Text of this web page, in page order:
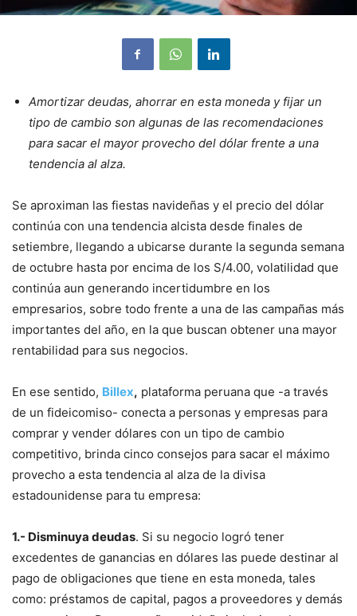
Amortizar deudas, ahorrar en esta moneda y fijar un
tipo de cambio son algunas de las recomendaciones
para sacar el mayor provecho del dólar frente a una
tendencia al alza.
Se aproximan las fiestas navideñas y el precio del dólar
continúa con una tendencia alcista desde finales de
setiembre, llegando a ubicarse durante la segunda semana
de octubre hasta por encima de los S/4.00, volatilidad que
continúa aun generando incertidumbre en los
empresarios, sobre todo frente a una de las campañas más
importantes del año, en la que buscan obtener una mayor
rentabilidad para sus negocios.
En ese sentido, Billex, plataforma peruana que -a través
de un fideicomiso- conecta a personas y empresas para
comprar y vender dólares con un tipo de cambio
competitivo, brinda cinco consejos para sacar el máximo
provecho a esta tendencia al alza de la divisa
estadounidense para tu empresa:
1.- Disminuya deudas. Si su negocio logró tener
excedentes de ganancias en dólares las puede destinar al
pago de obligaciones que tiene en esta moneda, tales
como: préstamos de capital, pagos a proveedores y demás